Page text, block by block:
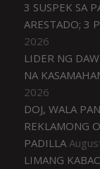
3 SUSPEK SA
ARESTADO; 3
2026
LIDER NG
NA
2026
DOJ, WALA
REKLAMONG
PADILLA
LIMANG